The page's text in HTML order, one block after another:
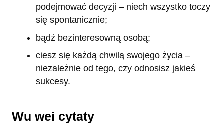
podejmować decyzji – niech wszystko toczy
się spontanicznie;
bądź bezinteresowną osobą;
ciesz się każdą chwilą swojego życia –
niezależnie od tego, czy odnosisz jakieś
sukcesy.
Wu wei cytaty